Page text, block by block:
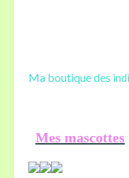
Ma boutique des
Mes mascottes